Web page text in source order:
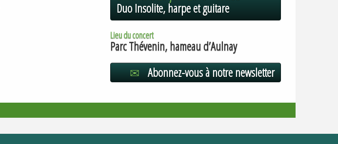
Duo Insolite, harpe et guitare
Lieu du concert
Parc Thévenin, hameau d’Aulnay
Abonnez-vous à notre newsletter